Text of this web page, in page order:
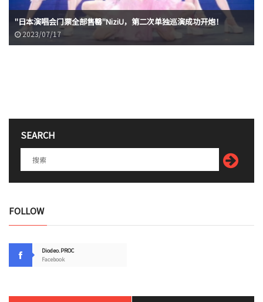
"日本演唱会门票全部售罄"NiziU，第二次单独巡演成功开炮！
2023/07/17
SEARCH
FOLLOW
Diodeo.PROC
Facebook